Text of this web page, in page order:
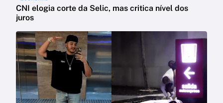
CNI elogia corte da Selic, mas critica nível dos
juros